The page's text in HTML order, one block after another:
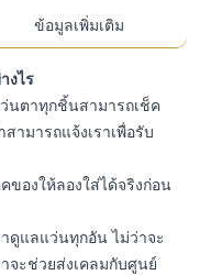
ข้อมูลเพิ่มเติม
งไร
นตาทุกชิ้นสามารถเช็ค
ามารถแจ้งเราเพื่อรับ
ของให้ลองใส่ได้จริงก่อน
ดูแลแว่นทุกอัน ไม่ว่าจะ
จะช่วยส่งเคลมกับศูนย์